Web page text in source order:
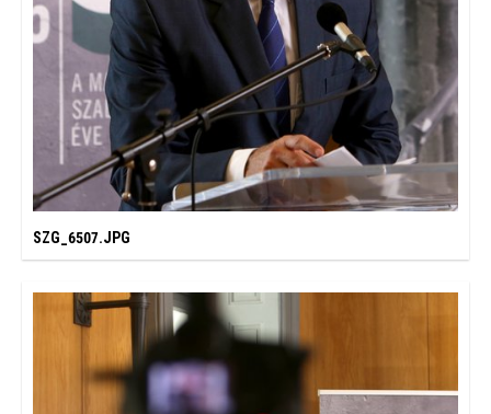
SZG_6507.JPG